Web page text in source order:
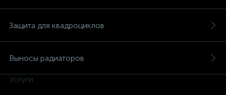
Защита для квадроциклов
Выносы радиаторов
Услуги